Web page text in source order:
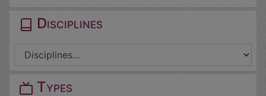
Disciplines
Types